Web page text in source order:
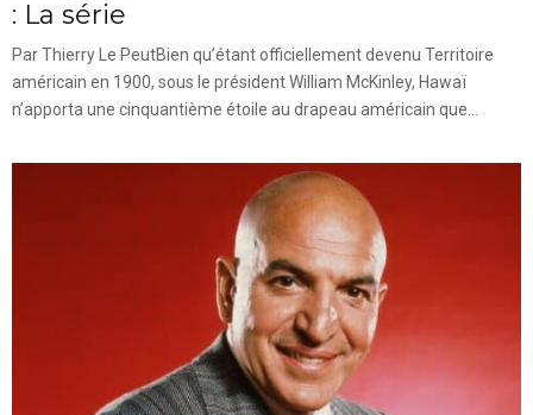
: La série
Par Thierry Le PeutBien qu’étant officiellement devenu Territoire
américain en 1900, sous le président William McKinley, Hawaï
n’apporta une cinquantième étoile au drapeau américain que...